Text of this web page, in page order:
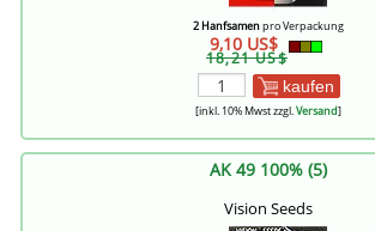
2 Hanfsamenpro Verpackung
9,10 US$
18,21 US$
kaufen
[inkl. 10% Mwst zzgl.Versand]
AK 49 100% (5)
Vision Seeds